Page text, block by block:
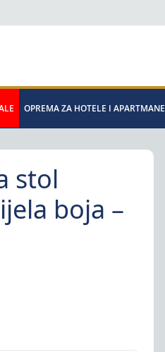
OPREMA ZA HOTELE I APARTMANE
stol
boja –